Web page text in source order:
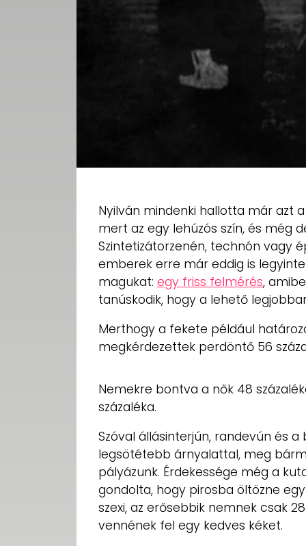
Nyilván mindenki hallotta már azt
mert az egy lehúzós szín, és még
Szintetizátorzenén, technón vagy
emberek erre már eddig is
magukat: egy friss felmérés,
tanúskodik, hogy a lehető
Merthogy a fekete például
megkérdezettek perdöntő 56
Nemekre bontva a nők 48
százaléka.
Szóval állásinterjún, randevún és
legsötétebb árnyalattal, meg
pályázunk. Érdekessége még a
gondolta, hogy pirosba öltözne
szexi, az erősebbik nemnek csak
vennének fel egy kedves kéket.